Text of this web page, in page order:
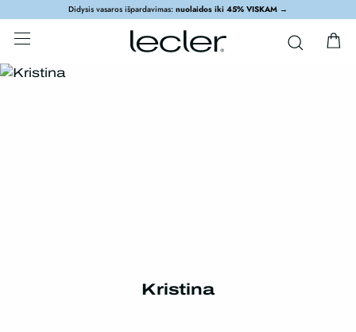
Didysis vasaros išpardavimas: nuolaidos iki 45% VISKAM →
Kristina